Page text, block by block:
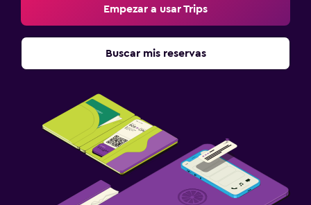
Empezar a usar Trips
Buscar mis reservas